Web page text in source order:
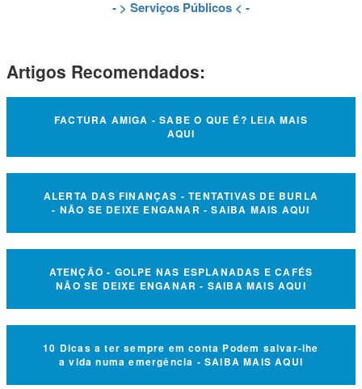
- > Serviços Públicos < -
Artigos Recomendados:
FACTURA AMIGA - SABE O QUE É? LEIA MAIS
AQUI
ALERTA DAS FINANÇAS - TENTATIVAS DE BURLA
- NÃO SE DEIXE ENGANAR - SAIBA MAIS AQUI
ATENÇÃO - GOLPE NAS ESPLANADAS E CAFÉS
NÃO SE DEIXE ENGANAR - SAIBA MAIS AQUI
10 Dicas a ter sempre em conta Podem salvar-lhe
a vida numa emergência - SAIBA MAIS AQUI